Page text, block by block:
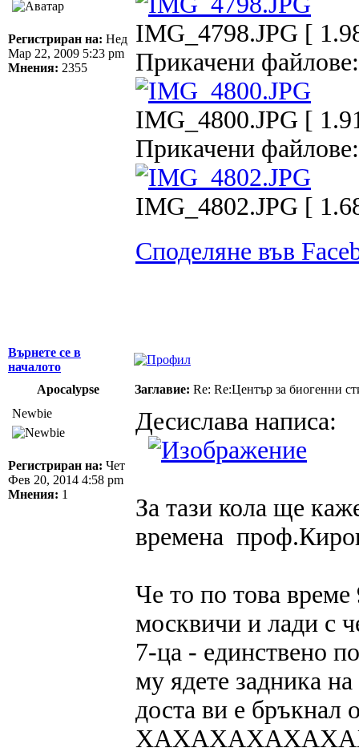
Регистриран на: Нед
Мар 22, 2009 5:23 pm
Мнения: 2355
IMG_4798.JPG [
Прикачени файлове:
IMG_4800.JPG [
Прикачени файлове:
IMG_4802.JPG [
Споделяне във
Върнете се в
началото
Apocalypse
Заглавие: Re: Re:Център за биогенни
Newbie
Регистриран на: Чет
Фев 20, 2014 4:58 pm
Мнения: 1
Десислава написа:
За тази кола ще
времена
Че то по това
москвичи и лади с
7-ца - единствено
му ядете задника
доста ви е бръкнал